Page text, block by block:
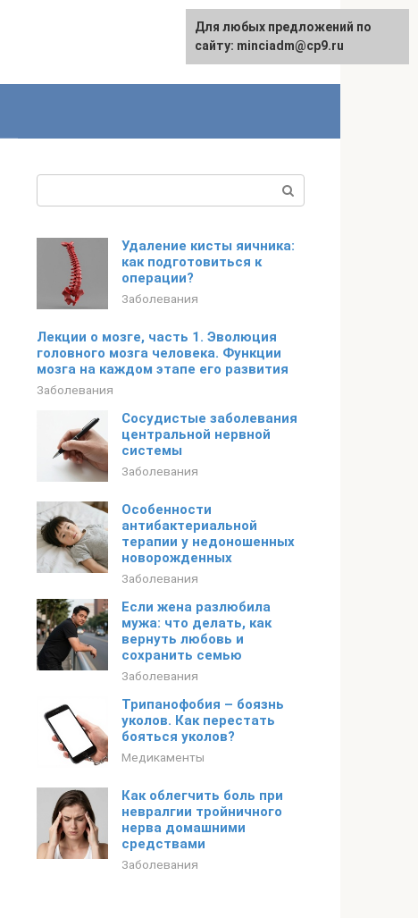
Удаление кисты яичника:
как подготовиться к
операции?
Заболевания
Лекции о мозге, часть 1. Эволюция
головного мозга человека. Функции
мозга на каждом этапе его развития
Заболевания
Сосудистые заболевания
центральной нервной
системы
Заболевания
Особенности
антибактериальной
терапии у недоношенных
новорожденных
Заболевания
Если жена разлюбила
мужа: что делать, как
вернуть любовь и
сохранить семью
Заболевания
Трипанофобия – боязнь
уколов. Как перестать
бояться уколов?
Медикаменты
Как облегчить боль при
невралгии тройничного
нерва домашними
средствами
Заболевания
Для любых предложений по
сайту: minciadm@cp9.ru